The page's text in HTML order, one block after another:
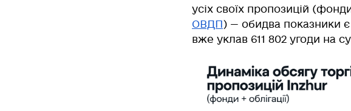
усіх своїх пропозицій
ОВДП) — обидва показники
вже уклав 611 802 угоди на